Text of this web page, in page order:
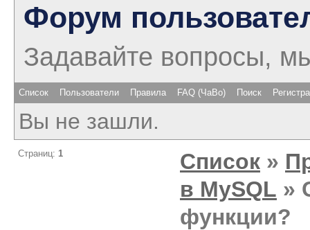
Форум
Задавайте вопросы,
Список Пользователи Правила FAQ (ЧаВо) Поиск
Вы не зашли.
Страниц: 1 Список »
в MySQL »
функции?